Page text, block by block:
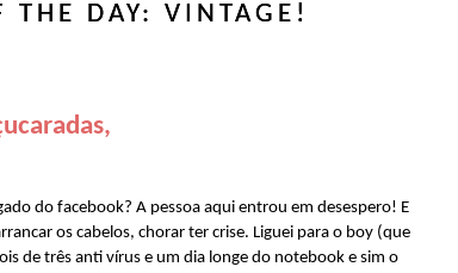
THE DAY: VINTAGE!
do facebook? A pessoa aqui entrou em desespero! E
os cabelos, chorar ter crise. Liguei para o boy (que
de três anti vírus e um dia longe do notebook e sim o